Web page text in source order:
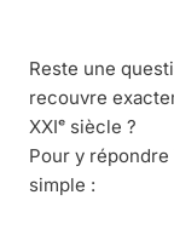
Reste une
recouvre
XXIᵉ siècle ?
Pour y
simple :